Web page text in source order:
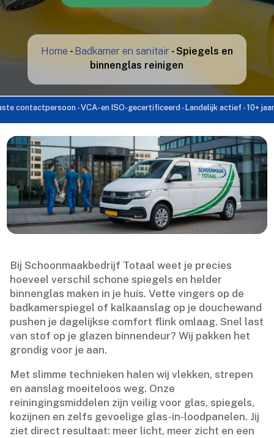
Home - Badkamer en sanitair -Spiegels en
binnenglas reinigen
- VCA- en ISO-gecertificeerd - Landelijk actief - 10+ jaar
Bij Schoonmaakbedrijf Totaal weet je precies
hoeveel verschil schone spiegels en helder
binnenglas maken in je huis.​ Vette vingers op de
badkamerspiegel of kalkaanslag op je douchewand
pushen je dagelijkse comfort flink omlaag.​ Snel last
van stof op je glazen binnendeur? Wij pakken het
grondig voor je aan.​
Met slimme technieken halen wij vlekken, strepen
en aanslag moeiteloos weg.​ Onze
reiningingsmiddelen zijn veilig voor glas, spiegels,
kozijnen en zelfs gevoelige glas-in-loodpanelen.​ Jij
ziet direct resultaat: meer licht, meer zicht en een